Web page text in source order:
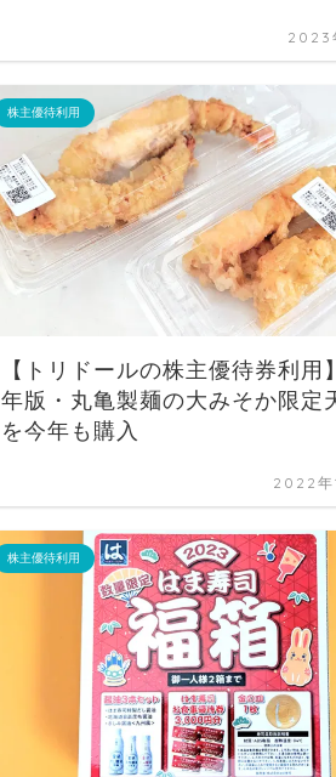
2023
株主優待利用
【トリドールの株主優待券利用
年版・丸亀製麺の大みそか限定
を今年も購入
2022年
株主優待利用